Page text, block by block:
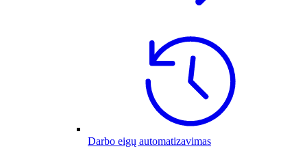
Darbo eigų automatizavimas